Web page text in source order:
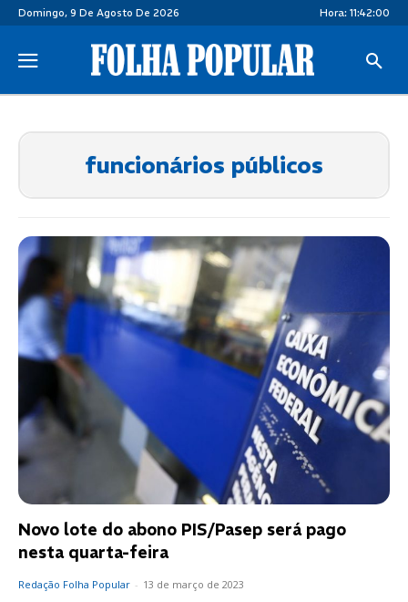
Domingo, 9 De Agosto De 2026 Hora: 11:42:00
funcionários públicos
Novo lote do abono PIS/Pasep será pago
nesta quarta-feira
Redação Folha Popular - 13 de março de 2023